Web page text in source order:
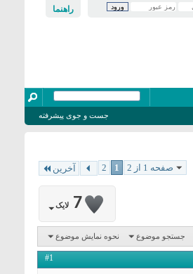
راهنما
جست و جوی پیشرفته
صفحه 1 از 2 1
2 آخرین
7 لایک
جستجو موضوع نحوه نمایش موضوع
#1